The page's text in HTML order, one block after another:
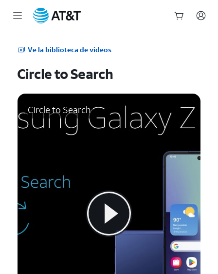
Ve la biblioteca de videos
Circle to Search
Circle to Search